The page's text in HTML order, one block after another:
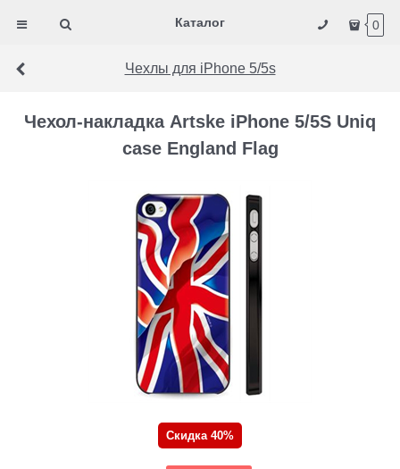
Каталог 0
Чехлы для iPhone 5/5s
Чехол-накладка Artske iPhone 5/5S Uniq
case England Flag
Скидка 40%